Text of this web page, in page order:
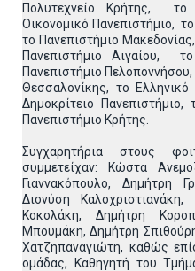
Πολυτεχνείο Κρήτης,
Οικονομικό Πανεπιστήμιο,
το Πανεπιστήμιο
Πανεπιστήμιο Αιγαίου,
Πανεπιστήμιο
Θεσσαλονίκης, το
Δημοκρίτειο Πανεπιστήμιο,
Πανεπιστήμιο Κρήτης.
Συγχαρητήρια στους
συμμετείχαν: Κώστα
Γιαννακόπουλο, Δημήτρη
Διονύση
Κοκολάκη, Δημήτρη
Μπουμάκη, Δημήτρη
Χατζηπαναγιώτη, καθώς
ομάδας, Καθηγητή του